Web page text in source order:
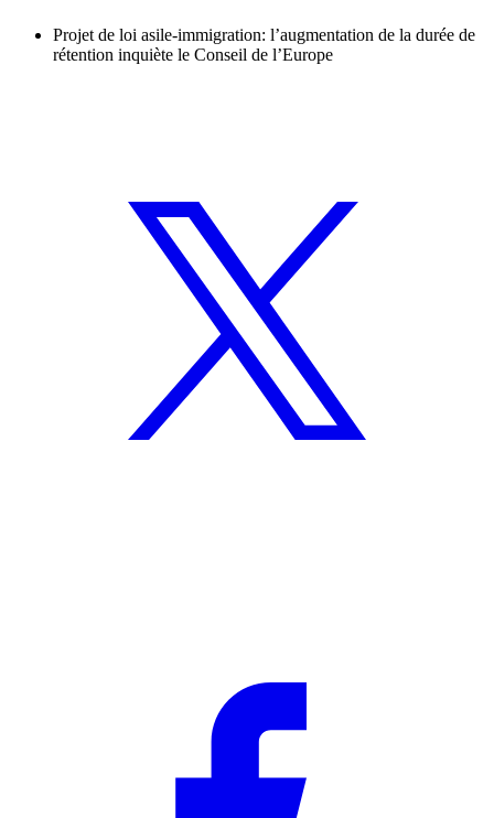
Projet de loi asile-immigration: l’augmentation de la durée de
rétention inquiète le Conseil de l’Europe